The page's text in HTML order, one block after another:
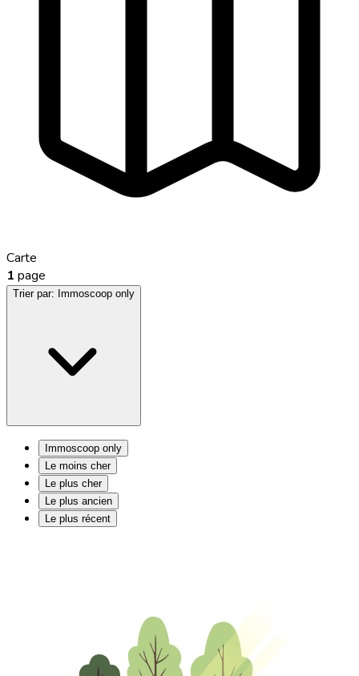
Carte
1 page
Trier par: Immoscoop only
Immoscoop only
Le moins cher
Le plus cher
Le plus ancien
Le plus récent